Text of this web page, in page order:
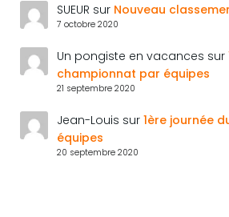
SUEUR sur Nouveau
7 octobre 2020
Un pongiste en vacances sur
championnat par équipes
21 septembre 2020
Jean-Louis sur 1ère journée
équipes
20 septembre 2020